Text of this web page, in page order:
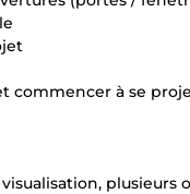
commencer à se
visualisation,